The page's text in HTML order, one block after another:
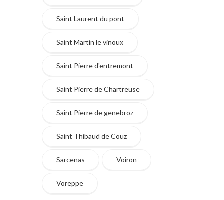
Saint Laurent du pont
Saint Martin le vinoux
Saint Pierre d'entremont
Saint Pierre de Chartreuse
Saint Pierre de genebroz
Saint Thibaud de Couz
Sarcenas Voiron
Voreppe